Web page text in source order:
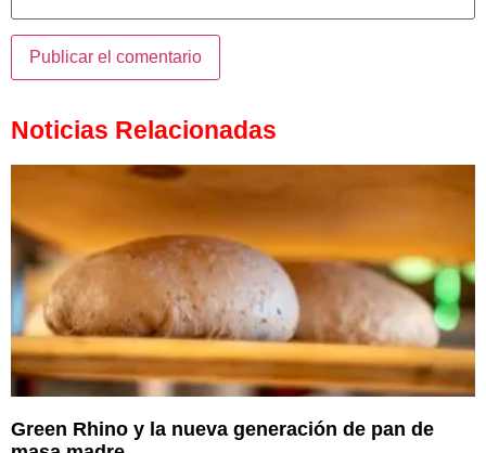
Noticias Relacionadas
Green Rhino y la nueva generación de pan de